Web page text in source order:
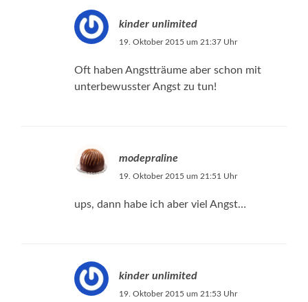
kinder unlimited
19. Oktober 2015 um 21:37 Uhr
Oft haben Angstträume aber schon mit
unterbewusster Angst zu tun!
modepraline
19. Oktober 2015 um 21:51 Uhr
ups, dann habe ich aber viel Angst…
kinder unlimited
19. Oktober 2015 um 21:53 Uhr